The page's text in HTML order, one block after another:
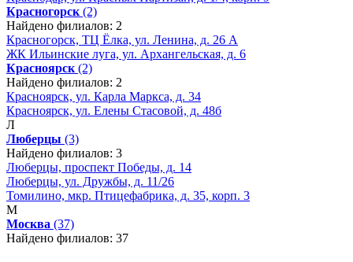
Красногорск (2)
Найдено филиалов: 2
Красногорск, ТЦ Ёлка, ул. Ленина, д. 26 А
ЖК Ильинские луга, ул. Архангельская, д. 6
Красноярск (2)
Найдено филиалов: 2
Красноярск, ул. Карла Маркса, д. 34
Красноярск, ул. Елены Стасовой, д. 48б
Л
Люберцы (3)
Найдено филиалов: 3
Люберцы, проспект Победы, д. 14
Люберцы, ул. Дружбы, д. 11/26
Томилино, мкр. Птицефабрика, д. 35, корп. 3
М
Москва (37)
Найдено филиалов: 37